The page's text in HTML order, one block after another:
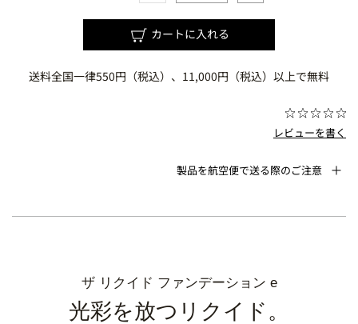
カートに入れる
送料全国一律550円（税込）、11,000円（税込）以上で無料
レビューを書く
製品を航空便で送る際のご注意
ザ リクイド ファンデーション e
光彩を放つリクイド。